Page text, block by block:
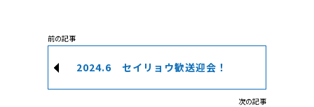
2024.6 セイリョウ歓送迎会！